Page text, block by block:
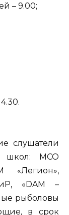
– 9.00;
слушатели
школ: МСО
«DAM –
рыболовы
в срок